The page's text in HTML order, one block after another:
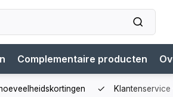
Complementaire producten